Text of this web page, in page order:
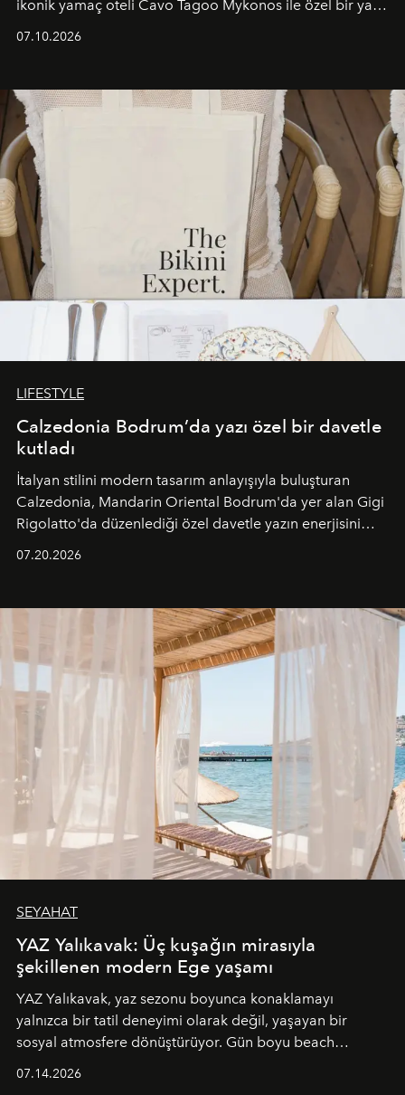
ikonik yamaç oteli Cavo Tagoo Mykonos ile özel bir yaz
buluşturarak markanın Cavo Tagoo’daki varlığını
sürükleyici ve mevsime özel bir deneyime dönüştürüyor.
07.10.2026
LIFESTYLE
Calzedonia Bodrum’da yazı özel bir davetle
kutladı
İtalyan stilini modern tasarım anlayışıyla buluşturan
Calzedonia, Mandarin Oriental Bodrum'da yer alan Gigi
Rigolatto'da düzenlediği özel davetle yazın enerjisini
07.20.2026
SEYAHAT
YAZ Yalıkavak: Üç kuşağın mirasıyla
şekillenen modern Ege yaşamı
YAZ Yalıkavak, yaz sezonu boyunca konaklamayı
yalnızca bir tatil deneyimi olarak değil, yaşayan bir
sosyal atmosfere dönüştürüyor. Gün boyu beach
07.14.2026